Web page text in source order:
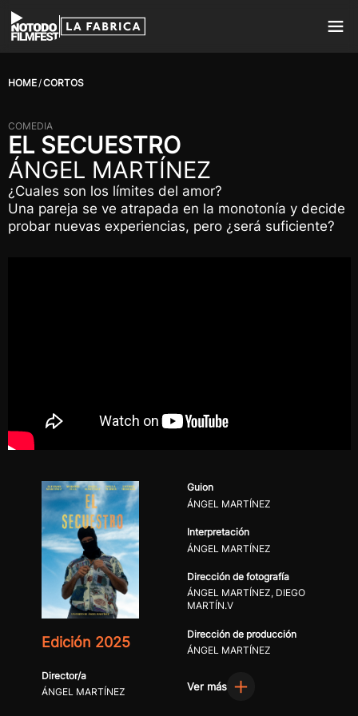
HOME CORTOS
COMEDIA
EL SECUESTRO
ÁNGEL MARTÍNEZ
¿Cuales son los límites del amor?
Una pareja se ve atrapada en la monotonía y decide
probar nuevas experiencias, pero ¿será suficiente?
Edición 2025
Director/a
ÁNGEL MARTÍNEZ
Guion
ÁNGEL MARTÍNEZ
Interpretación
ÁNGEL MARTÍNEZ
Dirección de fotografía
ÁNGEL MARTÍNEZ, DIEGO
MARTÍN.V
Dirección de producción
ÁNGEL MARTÍNEZ
Ver más